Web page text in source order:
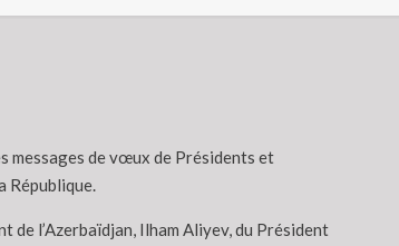
messages de vœux de Présidents et
République.
de l’Azerbaïdjan, Ilham Aliyev, du Président